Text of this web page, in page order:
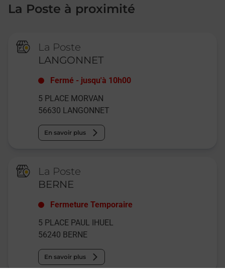
La Poste à proximité
La Poste
LANGONNET
Fermé - jusqu'à 10h00
5 PLACE MORVAN
56630 LANGONNET
En savoir plus
La Poste
BERNE
Fermeture Temporaire
5 PLACE PAUL IHUEL
56240 BERNE
En savoir plus